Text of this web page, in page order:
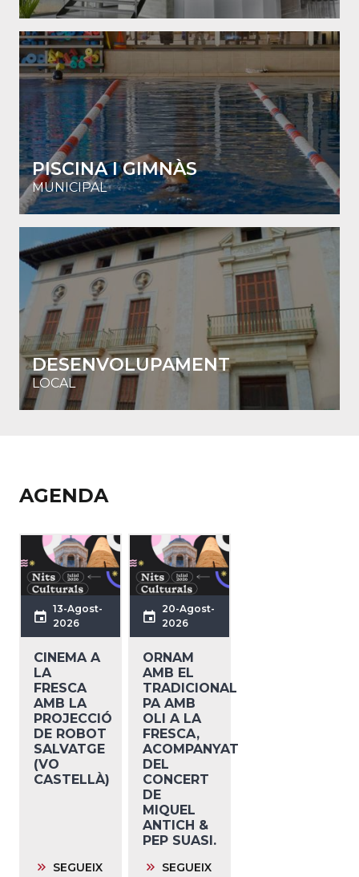
PISCINA I GIMNÀS
MUNICIPAL
DESENVOLUPAMENT
LOCAL
AGENDA
13-Agost-
2026
CINEMA A
LA
FRESCA
AMB LA
PROJECCIÓ
DE ROBOT
SALVATGE
(VO
CASTELLÀ)
SEGUEIX
20-Agost-
2026
ORNAM
AMB EL
TRADICIONAL
PA AMB
OLI A LA
FRESCA,
ACOMPANYAT
DEL
CONCERT
DE
MIQUEL
ANTICH &
PEP SUASI.
SEGUEIX